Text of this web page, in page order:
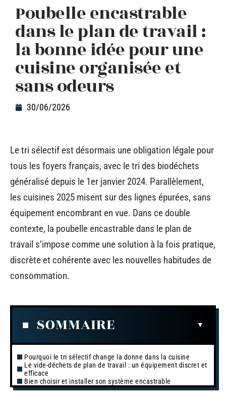
Poubelle encastrable
dans le plan de travail :
la bonne idée pour une
cuisine organisée et
sans odeurs
30/06/2026
Le tri sélectif est désormais une obligation légale pour
tous les foyers français, avec le tri des biodéchets
généralisé depuis le 1er janvier 2024. Parallèlement,
les cuisines 2025 misent sur des lignes épurées, sans
équipement encombrant en vue. Dans ce double
contexte, la poubelle encastrable dans le plan de
travail s’impose comme une solution à la fois pratique,
discrète et cohérente avec les nouvelles habitudes de
consommation.
SOMMAIRE
Pourquoi le tri sélectif change la donne dans la cuisine
Le vide-déchets de plan de travail : un équipement discret et
efficace
Bien choisir et installer son système encastrable